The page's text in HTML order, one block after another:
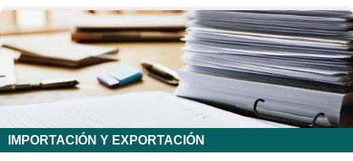
IMPORTACIÓN Y EXPORTACIÓN